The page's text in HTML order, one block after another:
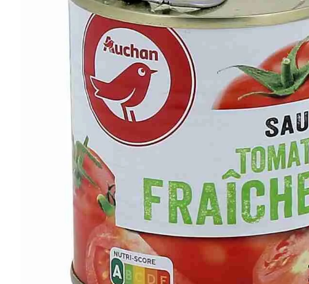
Bio & Écologique
Electroménagers & Divers
Artisan sénégalais